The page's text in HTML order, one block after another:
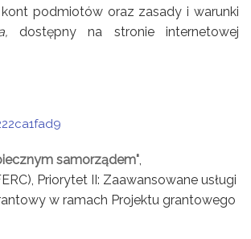
podmiotów oraz zasady i warunki
dostępny na stronie internetowej
samorządem",
Priorytet II: Zaawansowane usługi
w ramach Projektu grantowego